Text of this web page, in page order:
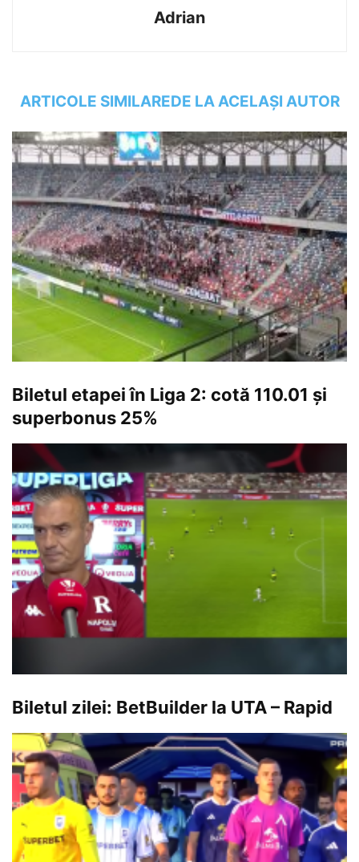
Adrian
ARTICOLE SIMILAREDE LA ACELAȘI AUTOR
Biletul etapei în Liga 2: cotă 110.01 și
superbonus 25%
Biletul zilei: BetBuilder la UTA – Rapid